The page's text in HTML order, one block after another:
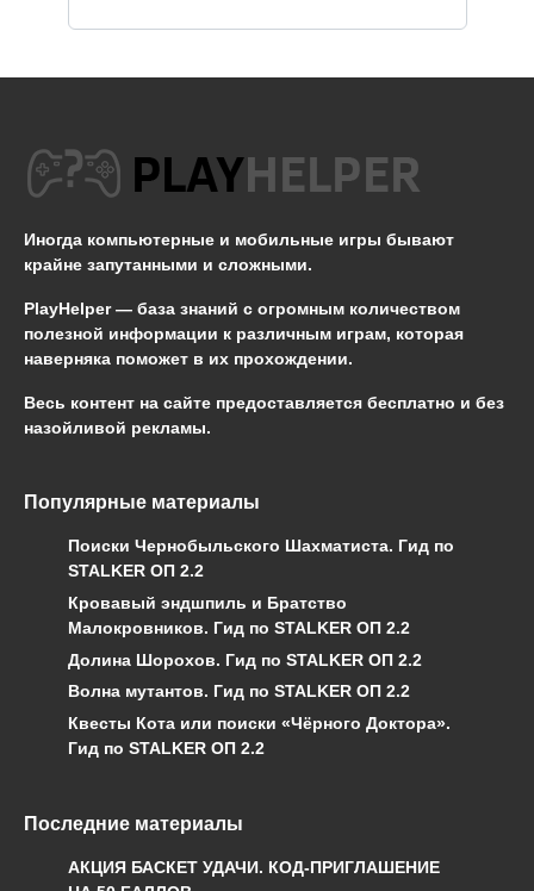
Иногда компьютерные и мобильные игры бывают
крайне запутанными и сложными.
PlayHelper — база знаний с огромным количеством
полезной информации к различным играм, которая
наверняка поможет в их прохождении.
Весь контент на сайте предоставляется бесплатно и без
назойливой рекламы.
Популярные материалы
Поиски Чернобыльского Шахматиста. Гид по
STALKER ОП 2.2
Кровавый эндшпиль и Братство
Малокровников. Гид по STALKER ОП 2.2
Долина Шорохов. Гид по STALKER ОП 2.2
Волна мутантов. Гид по STALKER ОП 2.2
Квесты Кота или поиски «Чёрного Доктора».
Гид по STALKER ОП 2.2
Последние материалы
АКЦИЯ БАСКЕТ УДАЧИ. КОД-ПРИГЛАШЕНИЕ